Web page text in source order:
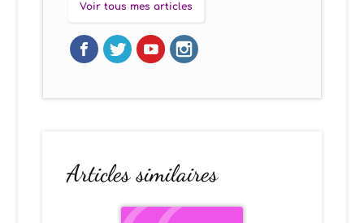
Voir tous mes articles
Articles similaires